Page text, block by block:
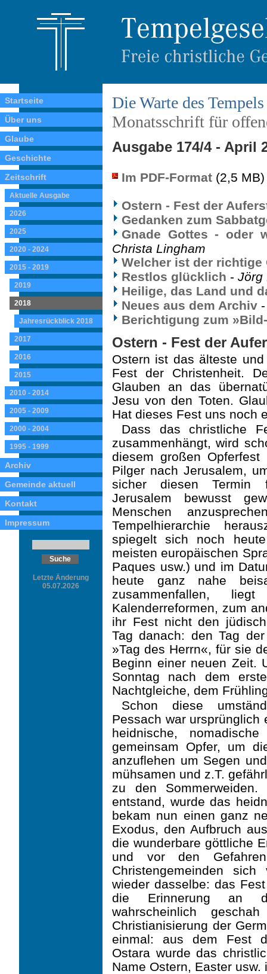
Startseite
Über uns
Glaube
Geschichte
Zeitschrift
Aktuelle Ausgabe
2026
2025
2020 - 2024
2015 - 2019
2019
2018
Jahresrückblick 2018
2017
2016
2015
2010 - 2014
2005 - 2009
2000 - 2004
1995 - 1999
Archiv
Gemeinde aktuell
Kontakt
Impressum
Letzte Änderung
05.07.2026
Die Warte des Tempels
Monatsschrift für
Ausgabe 174/4 - April
Im PDF-Format (2,5 MB)
Ostern - Fest der
Gedanken zum
Gnade Gottes - oder
Christa Lingham
Welcher ist der richtige
Restlos glücklich - Jörg
Heilige, das Land und
Neues aus dem Archiv
Berichtigung zum
Ostern - Fest der
Ostern ist das älteste
Fest der Christenheit.
Glauben an das
Jesu von den Toten.
Hat dieses Fest uns noch
Dass das christliche
zusammenhängt, wird
diesem großen
Pilger nach Jerusalem,
sicher diesen Termin
Jerusalem bewusst
Menschen
Tempelhierarchie
spiegelt sich noch
meisten europäischen
Paques usw.) und im
heute ganz nahe
zusammenfallen,
Kalenderreformen, zum
ihr Fest nicht den
Tag danach: den Tag
»Tag des Herrn«, für sie
Beginn einer neuen Zeit.
Sonntag nach dem
Nachtgleiche, dem
Schon diese
Pessach war
heidnische,
gemeinsam Opfer, um
anzuflehen um Segen
mühsamen und z.T.
zu den
entstand, wurde das
bekam nun einen ganz
Exodus, den Aufbruch
die wunderbare göttliche
und vor den
Christengemeinden
wieder dasselbe: das
die Erinnerung an
wahrscheinlich
Christianisierung der
einmal: aus dem Fest
Ostara wurde das
Name Ostern, Easter